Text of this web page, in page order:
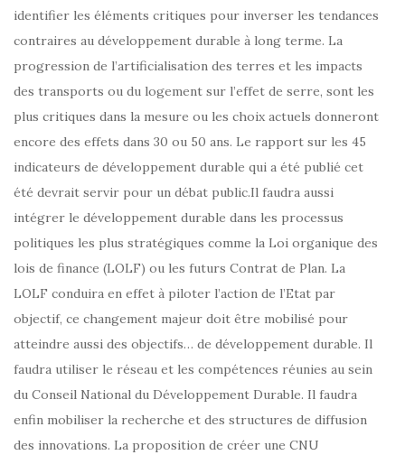
identifier les éléments critiques pour inverser les tendances
contraires au développement durable à long terme. La
progression de l’artificialisation des terres et les impacts
des transports ou du logement sur l’effet de serre, sont les
plus critiques dans la mesure ou les choix actuels donneront
encore des effets dans 30 ou 50 ans. Le rapport sur les 45
indicateurs de développement durable qui a été publié cet
été devrait servir pour un débat public.Il faudra aussi
intégrer le développement durable dans les processus
politiques les plus stratégiques comme la Loi organique des
lois de finance (LOLF) ou les futurs Contrat de Plan. La
LOLF conduira en effet à piloter l’action de l’Etat par
objectif, ce changement majeur doit être mobilisé pour
atteindre aussi des objectifs… de développement durable. Il
faudra utiliser le réseau et les compétences réunies au sein
du Conseil National du Développement Durable. Il faudra
enfin mobiliser la recherche et des structures de diffusion
des innovations. La proposition de créer une CNU